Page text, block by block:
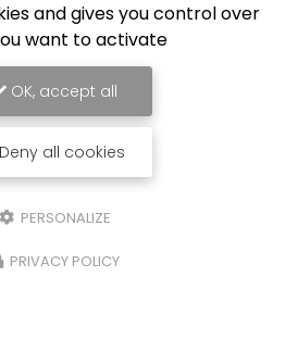
and gives you control over
want to activate
OK, accept all
Deny all cookies
PERSONALIZE
PRIVACY POLICY